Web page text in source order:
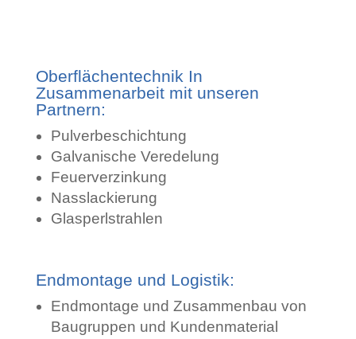
Oberflächentechnik In
Zusammenarbeit mit unseren
Partnern:
Pulverbeschichtung
Galvanische Veredelung
Feuerverzinkung
Nasslackierung
Glasperlstrahlen
Endmontage und Logistik:
Endmontage und Zusammenbau von
Baugruppen und Kundenmaterial